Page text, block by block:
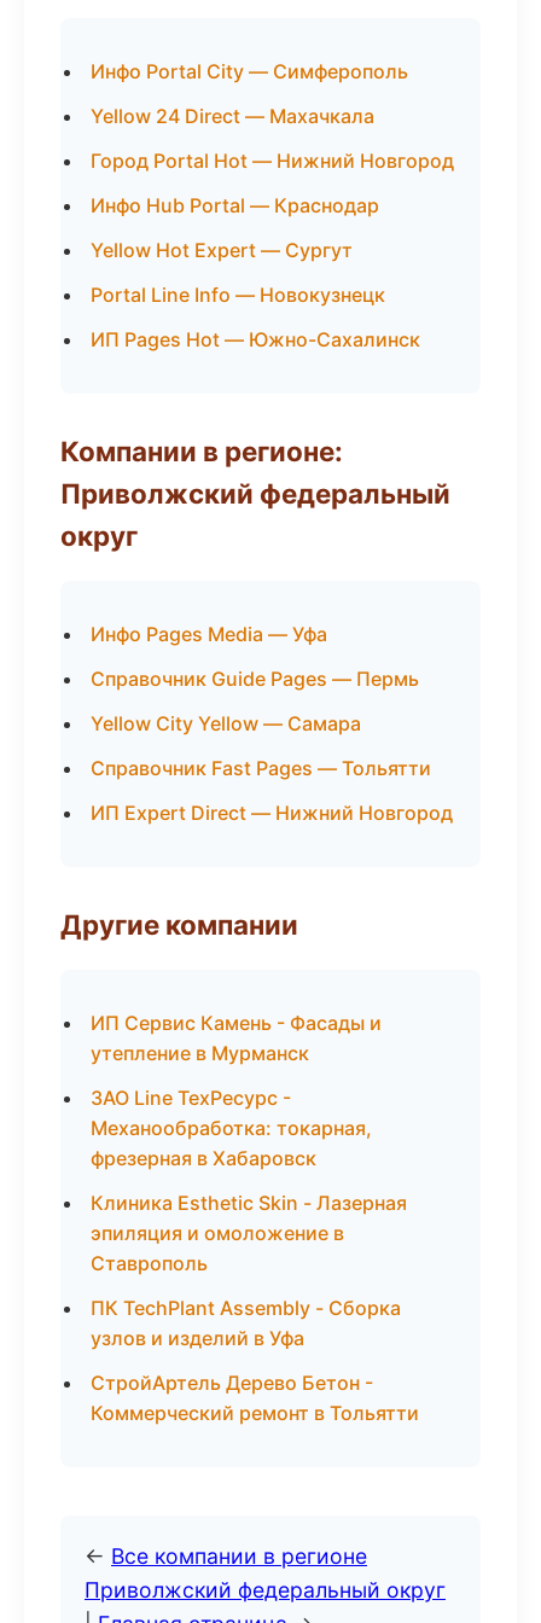
Инфо Portal City — Симферополь
Yellow 24 Direct — Махачкала
Город Portal Hot — Нижний Новгород
Инфо Hub Portal — Краснодар
Yellow Hot Expert — Сургут
Portal Line Info — Новокузнецк
ИП Pages Hot — Южно-Сахалинск
Компании в регионе:
Приволжский федеральный
округ
Инфо Pages Media — Уфа
Справочник Guide Pages — Пермь
Yellow City Yellow — Самара
Справочник Fast Pages — Тольятти
ИП Expert Direct — Нижний Новгород
Другие компании
ИП Сервис Камень - Фасады и
утепление в Мурманск
ЗАО Line ТехРесурс -
Механообработка: токарная,
фрезерная в Хабаровск
Клиника Esthetic Skin - Лазерная
эпиляция и омоложение в
Ставрополь
ПК TechPlant Assembly - Сборка
узлов и изделий в Уфа
СтройАртель Дерево Бетон -
Коммерческий ремонт в Тольятти
← Все компании в регионе
Приволжский федеральный округ